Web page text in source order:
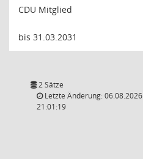
CDU Mitglied
bis 31.03.2031
2 Sätze
Letzte Änderung: 06.08.2026
21:01:19